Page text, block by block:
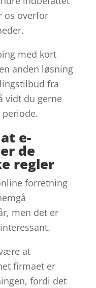
os overfor
med kort
anden løsning
fra
vidt du gerne
e-
de
regler
forretning
men det er
at
firmaet er
fordi det